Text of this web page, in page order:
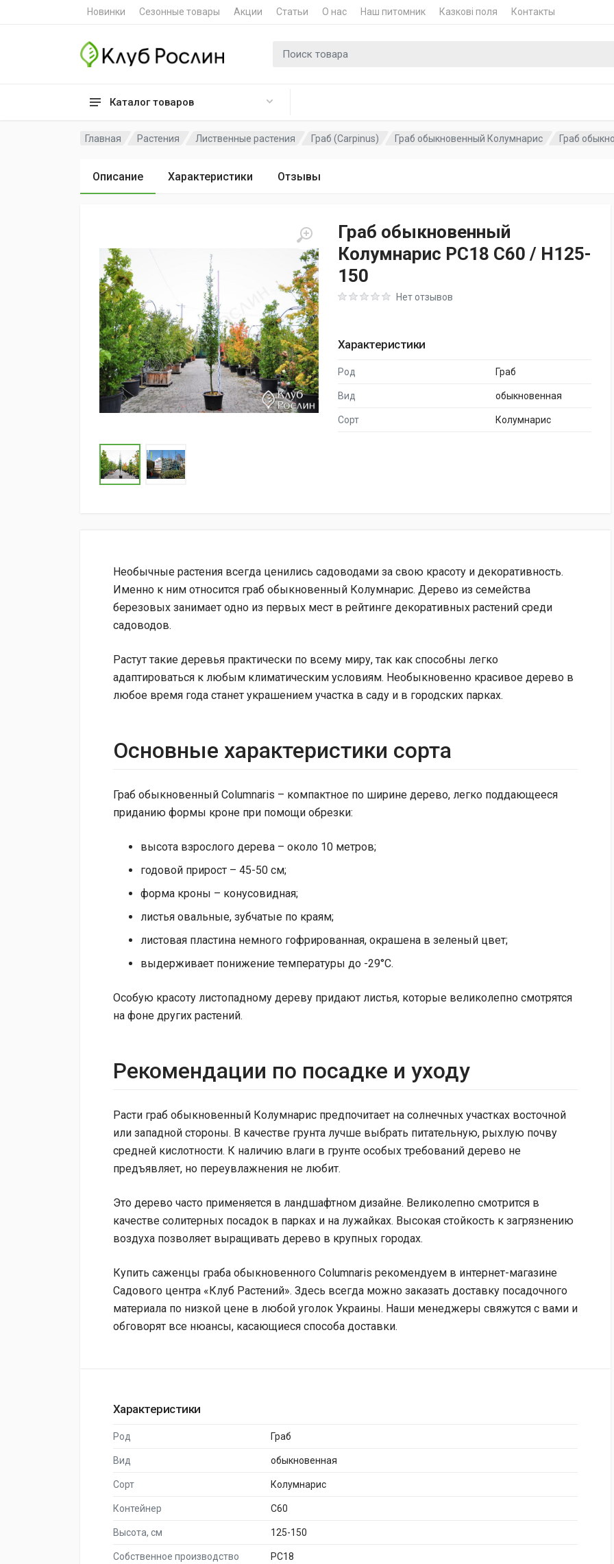
Новинки Сезонные товары Акции Статьи О нас Наш питомник Казкові поля Контакты
Каталог товаров
Поиск для
Главная Растения Лиственные растения Граб (Carpinus) Граб обыкновенный Колумнарис Граб
Описание Характеристики Отзывы
Граб обыкновенный
Колумнарис PC18 C60 / H125-
150
Rating: 0 out of 5Нет отзывов
Характеристики
Род Граб
Вид обыкновенная
Сорт Колумнарис
Необычные растения всегда ценились садоводами за свою красоту и декоративность.
Именно к ним относится граб обыкновенный Колумнарис. Дерево из семейства
березовых занимает одно из первых мест в рейтинге декоративных растений среди
садоводов.
Растут такие деревья практически по всему миру, так как способны легко
адаптироваться к любым климатическим условиям. Необыкновенно красивое дерево в
любое время года станет украшением участка в саду и в городских парках.
Основные характеристики сорта
Граб обыкновенный Columnaris – компактное по ширине дерево, легко поддающееся
приданию формы кроне при помощи обрезки:
высота взрослого дерева – около 10 метров;
годовой прирост – 45-50 см;
форма кроны – конусовидная;
листья овальные, зубчатые по краям;
листовая пластина немного гофрированная, окрашена в зеленый цвет;
выдерживает понижение температуры до -29°С.
Особую красоту листопадному дереву придают листья, которые великолепно смотрятся
на фоне других растений.
Рекомендации по посадке и уходу
Расти граб обыкновенный Колумнарис предпочитает на солнечных участках восточной
или западной стороны. В качестве грунта лучше выбрать питательную, рыхлую почву
средней кислотности. К наличию влаги в грунте особых требований дерево не
предъявляет, но переувлажнения не любит.
Это дерево часто применяется в ландшафтном дизайне. Великолепно смотрится в
качестве солитерных посадок в парках и на лужайках. Высокая стойкость к загрязнению
воздуха позволяет выращивать дерево в крупных городах.
Купить саженцы граба обыкновенного Columnaris рекомендуем в интернет-магазине
Садового центра «Клуб Растений». Здесь всегда можно заказать доставку посадочного
материала по низкой цене в любой уголок Украины. Наши менеджеры свяжутся с вами и
обговорят все нюансы, касающиеся способа доставки.
Характеристики
Род Граб
Вид обыкновенная
Сорт Колумнарис
Контейнер C60
Высота, см 125-150
Собственное производство PC18